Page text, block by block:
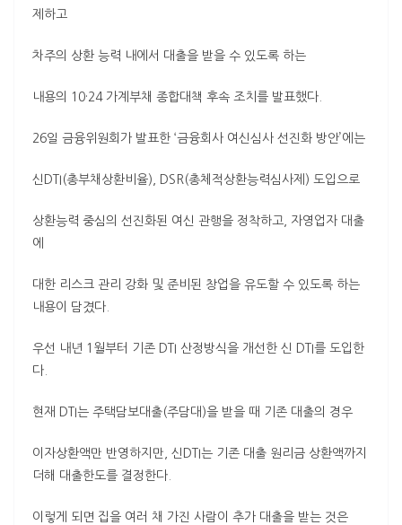
제하고
차주의 상환 능력 내에서 대출을 받을 수 있도록 하는
내용의 10·24 가계부채 종합대책 후속 조치를 발표했다.
26일 금융위원회가 발표한 ‘금융회사 여신심사 선진화 방안’에는
신DTI(총부채상환비율), DSR(총체적상환능력심사제) 도입으로
상환능력 중심의 선진화된 여신 관행을 정착하고, 자영업자 대출
에
대한 리스크 관리 강화 및 준비된 창업을 유도할 수 있도록 하는
내용이 담겼다.
우선 내년 1월부터 기존 DTI 산정방식을 개선한 신 DTI를 도입한
다.
현재 DTI는 주택담보대출(주담대)을 받을 때 기존 대출의 경우
이자상환액만 반영하지만, 신DTI는 기존 대출 원리금 상환액까지
더해 대출한도를 결정한다.
이렇게 되면 집을 여러 채 가진 사람이 추가 대출을 받는 것은